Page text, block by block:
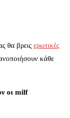
θα βρεις ερωτικές
κάθε
οι milf